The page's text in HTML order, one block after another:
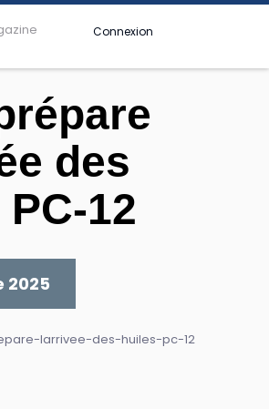
Connexion
des
12
2025